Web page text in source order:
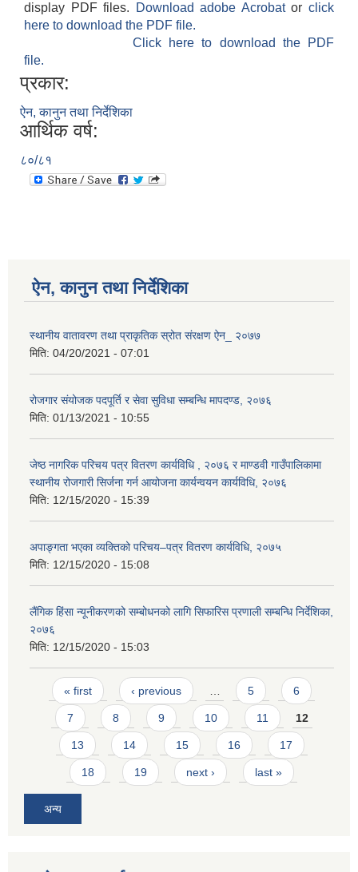
display PDF files.
Download adobe Acrobatorclick
here to download the PDF file.
Click here to download the PDF
file.
प्रकार:
ऐन, कानुन तथा निर्देशिका
आर्थिक वर्ष:
८०/८१
ऐन, कानुन तथा निर्देशिका
स्थानीय वातावरण तथा प्राकृतिक स्रोत संरक्षण ऐन_ २०७७
मिति: 04/20/2021 - 07:01
रोजगार संयोजक पदपूर्ति र सेवा सुविधा सम्बन्धि मापदण्ड, २०७६
मिति: 01/13/2021 - 10:55
जेष्ठ नागरिक परिचय पत्र वितरण कार्यविधि , २०७६ र माण्डवी गाउँपालिकामा
स्थानीय रोजगारी सिर्जना गर्न आयोजना कार्यन्वयन कार्यविधि, २०७६
मिति: 12/15/2020 - 15:39
अपाङ्गता भएका व्यक्तिको परिचय–पत्र वितरण कार्यविधि, २०७५
मिति: 12/15/2020 - 15:08
लैंगिक हिंसा न्यूनीकरणको सम्बोधनको लागि सिफारिस प्रणाली सम्बन्धि निर्देशिका,
२०७६
मिति: 12/15/2020 - 15:03
Pages
« first ‹ previous 5 6
7 8 9 10 11 12
13 14 15 16 17
18 19 next › last »
अन्य